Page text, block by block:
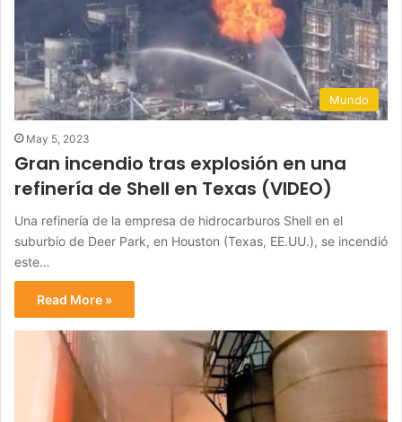
Mundo
May 5, 2023
Gran incendio tras explosión en una
refinería de Shell en Texas (VIDEO)
Una refinería de la empresa de hidrocarburos Shell en el
suburbio de Deer Park, en Houston (Texas, EE.UU.), se incendió
este…
Read More »